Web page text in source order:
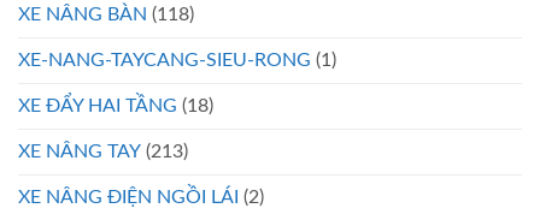
XE NÂNG BÀN (118)
XE-NANG-TAYCANG-SIEU-RONG (1)
XE ĐẨY HAI TẦNG (18)
XE NÂNG TAY (213)
XE NÂNG ĐIỆN NGỒI LÁI (2)